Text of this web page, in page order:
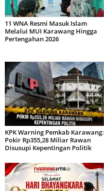
11 WNA Resmi Masuk Islam
Melalui MUI Karawang Hingga
Pertengahan 2026
KPK Warning Pemkab Karawang:
Pokir Rp355,28 Miliar Rawan
Disusupi Kepentingan Politik